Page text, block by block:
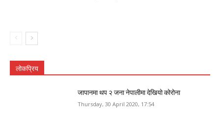
लोकप्रिय
जापानमा थप २ जना नेपालीमा देखियो कोरोना
Thursday, 30 April 2020, 17:54